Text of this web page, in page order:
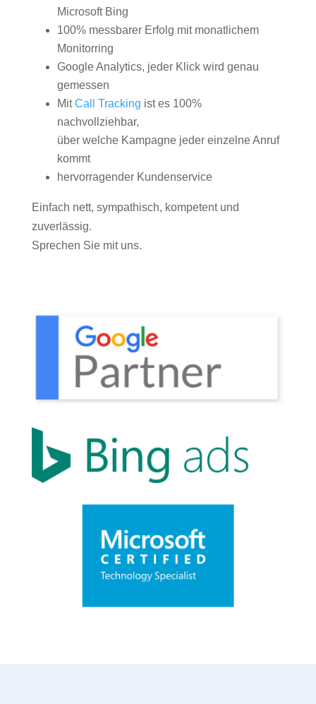
Microsoft Bing
100% messbarer Erfolg mit monatlichem
Monitorring
Google Analytics, jeder Klick wird genau
gemessen
MitCall Tracking ist es 100%
nachvollziehbar,
über welche Kampagne jeder einzelne Anruf
kommt
hervorragender Kundenservice
Einfach nett, sympathisch, kompetent und
zuverlässig.
Sprechen Sie mit uns.